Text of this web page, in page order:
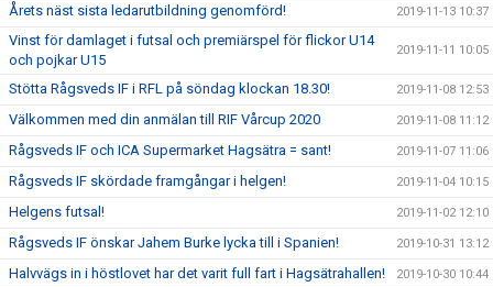
Årets näst sista ledarutbildning genomförd! 2019-11-13 10:37
Vinst för damlaget i futsal och premiärspel för flickor U14
och pojkar U15
2019-11-11 10:05
Stötta Rågsveds IF i RFL på söndag klockan 18.30! 2019-11-08 12:53
Välkommen med din anmälan till RIF Vårcup 2020 2019-11-08 11:12
Rågsveds IF och ICA Supermarket Hagsätra = sant! 2019-11-07 11:06
Rågsveds IF skördade framgångar i helgen! 2019-11-04 10:15
Helgens futsal! 2019-11-02 12:10
Rågsveds IF önskar Jahem Burke lycka till i Spanien! 2019-10-31 13:12
Halvvägs in i höstlovet har det varit full fart i Hagsätrahallen! 2019-10-30 10:44